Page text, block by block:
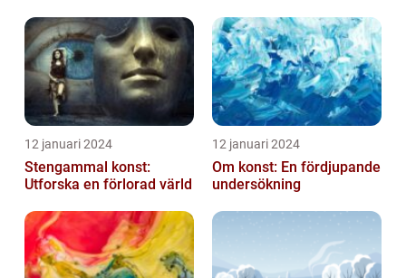
12 januari 2024
Stengammal konst:
Utforska en förlorad värld
12 januari 2024
Om konst: En fördjupande
undersökning